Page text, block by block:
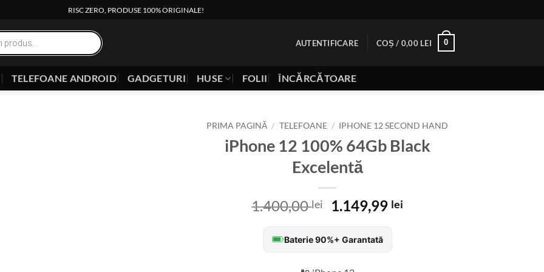
RISC ZERO, PRODUSE 100% ORIGINALE!
AUTENTIFICARE COȘ / 0,00 LEI 0
TELEFOANE ANDROID GADGETURI HUSE FOLII ÎNCĂRCĂTOARE
PRIMA PAGINĂ / TELEFOANE / IPHONE 12 SECOND HAND
iPhone 12 100% 64Gb Black
Excelentă
1.400,00lei
Prețul
a
fost:
1.149,99 leiPrețul
Baterie 90%+ Garantată